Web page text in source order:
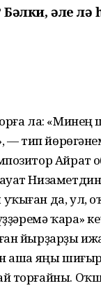
әле лә
ла:
— тип
Айрат
да, ул,
ҡара»
йырҙарҙы
аша яңы
торғайны.